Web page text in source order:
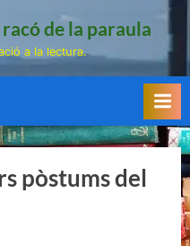
de la paraula
a la lectura.
pòstums del